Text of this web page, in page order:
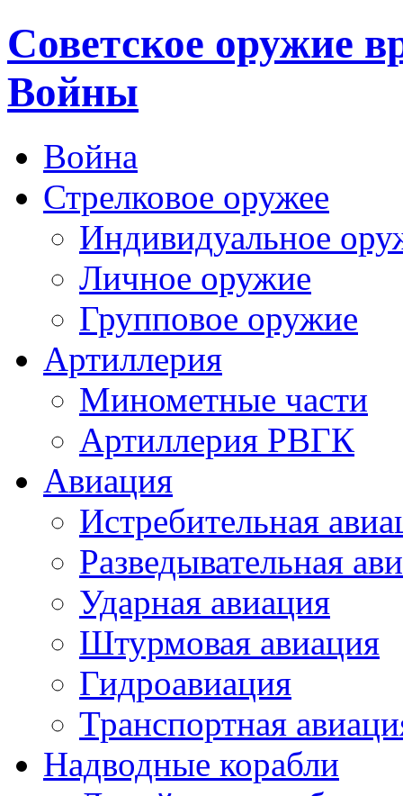
Cоветское оружие
Войны
Война
Стрелковое оружее
Индивидуальное
Личное оружие
Групповое оружие
Артиллерия
Минометные части
Артиллерия РВГК
Авиация
Истребительная
Разведывательная
Ударная авиация
Штурмовая авиация
Гидроавиация
Транспортная
Надводные корабли